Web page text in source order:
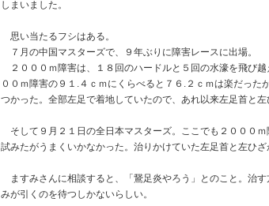
しまいました。
思い当たるフシはある。
７月の中国マスターズで、９年ぶりに障害レースに出場。
２０００ｍ障害は、１８回のハードルと５回の水濠を飛び越
００ｍ障害の９１.４ｃｍにくらべると７６.２ｃｍは楽だった
つかった。全部左足で着地していたので、あれ以来左足首と左
そして９月２１日の全日本マスターズ。ここでも２０００
試みたがうまくいかなかった。治りかけていた左足首と左ひざ
ますみさんに相談すると、「鵞足炎やろう」とのこと。治
みが引くのを待つしかないらしい。